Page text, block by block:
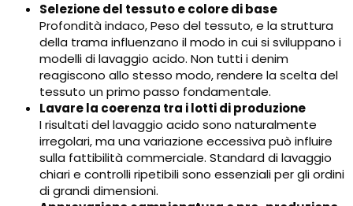
Selezione del tessuto e colore di base
Profondità indaco, Peso del tessuto, e la struttura
della trama influenzano il modo in cui si sviluppano i
modelli di lavaggio acido. Non tutti i denim
reagiscono allo stesso modo, rendere la scelta del
tessuto un primo passo fondamentale.
Lavare la coerenza tra i lotti di produzione
I risultati del lavaggio acido sono naturalmente
irregolari, ma una variazione eccessiva può influire
sulla fattibilità commerciale. Standard di lavaggio
chiari e controlli ripetibili sono essenziali per gli ordini
di grandi dimensioni.